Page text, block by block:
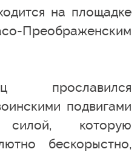
на площадке
прославился
подвигами
которую
бескорыстно,